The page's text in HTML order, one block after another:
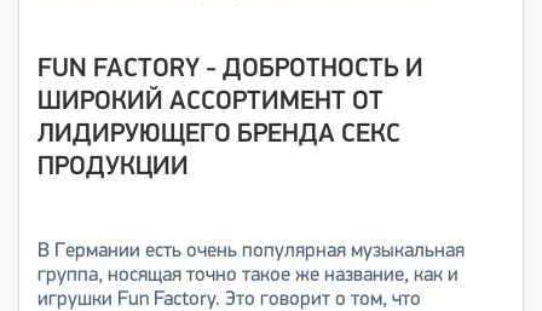
FUN FACTORY - ДОБРОТНОСТЬ И
ШИРОКИЙ АССОРТИМЕНТ ОТ
ЛИДИРУЮЩЕГО БРЕНДА СЕКС
ПРОДУКЦИИ
В Германии есть очень популярная музыкальная
группа, носящая точно такое же название, как и
игрушки Fun Factory. Это говорит о том, что